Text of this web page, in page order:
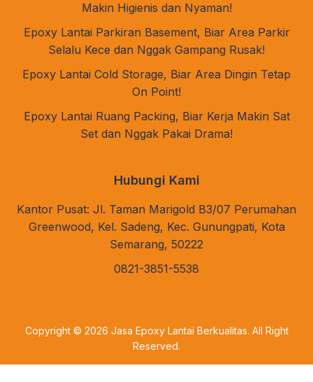
Makin Higienis dan Nyaman!
Epoxy Lantai Parkiran Basement, Biar Area Parkir
Selalu Kece dan Nggak Gampang Rusak!
Epoxy Lantai Cold Storage, Biar Area Dingin Tetap
On Point!
Epoxy Lantai Ruang Packing, Biar Kerja Makin Sat
Set dan Nggak Pakai Drama!
Hubungi Kami
Kantor Pusat: Jl. Taman Marigold B3/07 Perumahan
Greenwood, Kel. Sadeng, Kec. Gunungpati, Kota
Semarang, 50222
0821-3851-5538
Copyright © 2026 Jasa Epoxy Lantai Berkualitas. All Right
Reserved.